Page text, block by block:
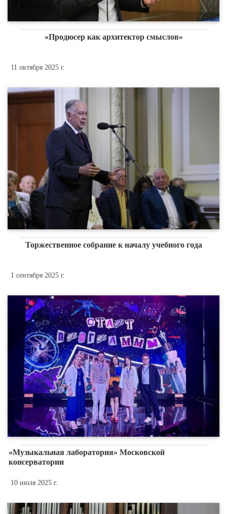
«Продюсер как архитектор смыслов»
11 октября 2025 г.
Торжественное собрание к началу учебного года
1 сентября 2025 г.
«Музыкальная лаборатория» Московской
консерватории
10 июля 2025 г.